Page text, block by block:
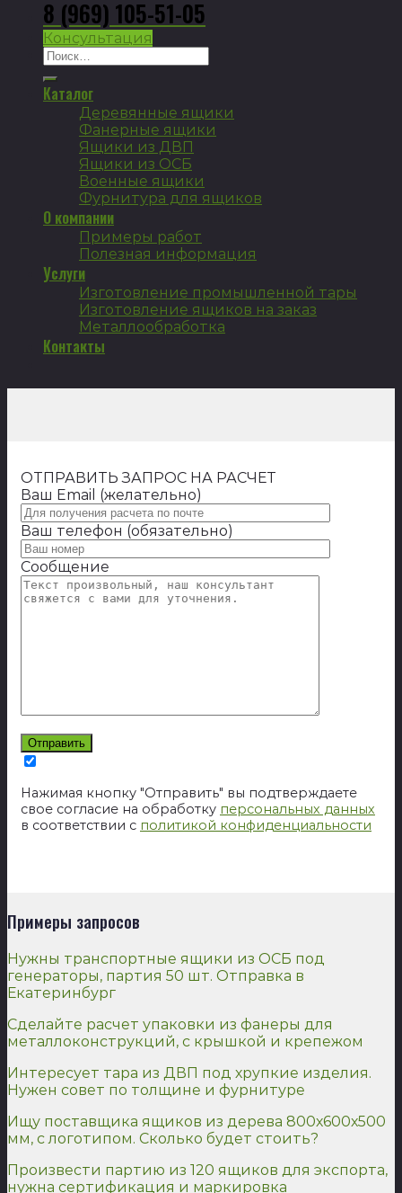
8 (969) 105-51-05
Консультация
Искать:
Каталог
Деревянные ящики
Фанерные ящики
Ящики из ДВП
Ящики из ОСБ
Военные ящики
Фурнитура для ящиков
О компании
Примеры работ
Полезная информация
Услуги
Изготовление промышленной тары
Изготовление ящиков на заказ
Металлообработка
Контакты
ОТПРАВИТЬ ЗАПРОС НА РАСЧЕТ
Ваш Email (желательно)
Ваш телефон (обязательно)
Сообщение
Нажимая кнопку "Отправить" вы подтверждаете
свое согласие на обработку персональных данных
в соответствии с политикой конфиденциальности
Примеры запросов
Нужны транспортные ящики из ОСБ под
генераторы, партия 50 шт. Отправка в
Екатеринбург
Сделайте расчет упаковки из фанеры для
металлоконструкций, с крышкой и крепежом
Интересует тара из ДВП под хрупкие изделия.
Нужен совет по толщине и фурнитуре
Ищу поставщика ящиков из дерева 800х600х500
мм, с логотипом. Сколько будет стоить?
Произвести партию из 120 ящиков для экспорта,
нужна сертификация и маркировка